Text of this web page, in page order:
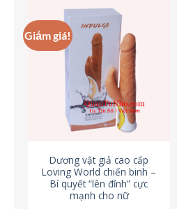
Giảm giá!
Dương vật giả cao cấp
Loving World chiến binh –
Bí quyết “lên đỉnh” cực
mạnh cho nữ